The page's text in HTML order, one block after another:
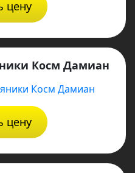
цену
Косм Дамиан
цену